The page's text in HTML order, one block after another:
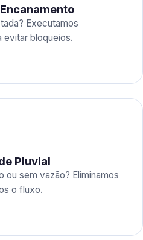
Executamos
evitar bloqueios.
Pluvial
ou sem vazão? Eliminamos
o fluxo.